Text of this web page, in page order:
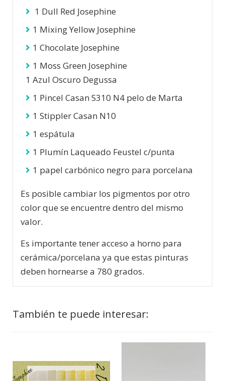
1 Dull Red Josephine
1 Mixing Yellow Josephine
1 Chocolate Josephine
1 Moss Green Josephine
1 Azul Oscuro Degussa
1 Pincel Casan S310 N4 pelo de Marta
1 Stippler Casan N10
1 espátula
1 Plumín Laqueado Feustel c/punta
1 papel carbónico negro para porcelana
Es posible cambiar los pigmentos por otro
color que se encuentre dentro del mismo
valor.
Es importante tener acceso a horno para
cerámica/porcelana ya que estas pinturas
deben hornearse a 780 grados.
También te puede interesar: